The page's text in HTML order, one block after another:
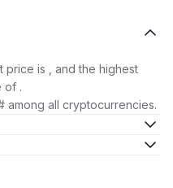
price is , and the highest
of .
among all cryptocurrencies.